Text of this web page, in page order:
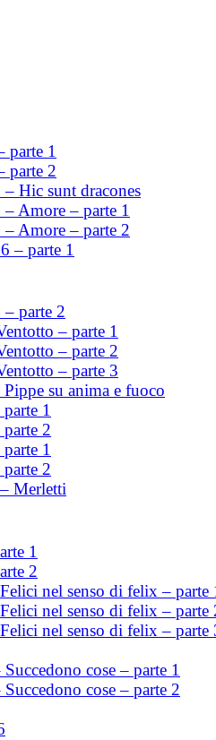
parte 1
parte 2
Hic sunt dracones
Amore – parte 1
Amore – parte 2
– parte 1
parte 2
– parte 1
– parte 2
– parte 3
su anima e fuoco
1
2
1
2
Merletti
1
2
nel senso di felix – parte
nel senso di felix – parte
nel senso di felix – parte
cose – parte 1
cose – parte 2